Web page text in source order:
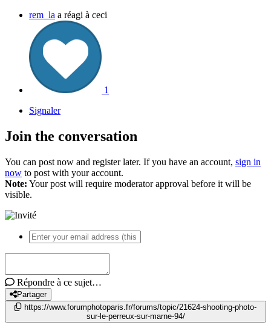
rem_la a réagi à ceci
1
Signaler
Join the conversation
You can post now and register later. If you have an account, sign in
now to post with your account.
Note: Your post will require moderator approval before it will be
visible.
Répondre à ce sujet…
Partager
https://www.forumphotoparis.fr/forums/topic/21624-shooting-photo-
sur-le-perreux-sur-marne-94/